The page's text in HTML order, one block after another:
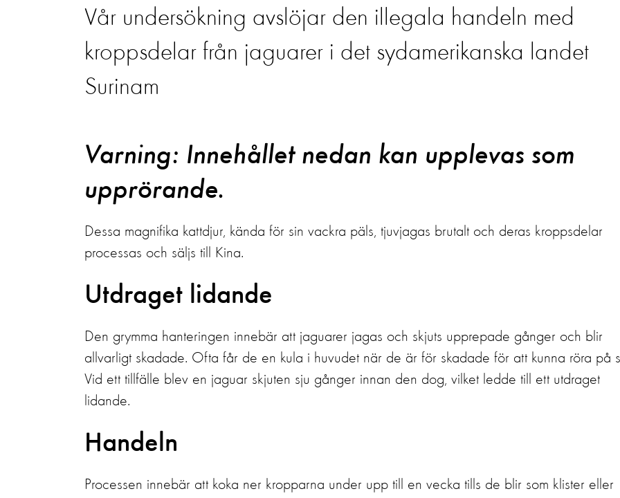
Vår undersökning avslöjar den illegala handeln med
kroppsdelar från jaguarer i det sydamerikanska landet
Surinam
Varning: Innehållet nedan kan upplevas som
upprörande.
Dessa magnifika kattdjur, kända för sin vackra päls, tjuvjagas brutalt och deras kroppsdelar
processas och säljs till Kina.
Utdraget lidande
Den grymma hanteringen innebär att jaguarer jagas och skjuts upprepade gånger och blir
allvarligt skadade. Ofta får de en kula i huvudet när de är för skadade för att kunna röra på
Vid ett tillfälle blev en jaguar skjuten sju gånger innan den dog, vilket ledde till ett utdraget
lidande.
Handeln
Processen innebär att koka ner kropparna under upp till en vecka tills de blir som klister eller